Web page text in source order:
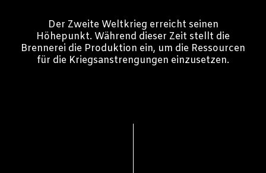
Der Zweite Weltkrieg erreicht seinen
Höhepunkt. Während dieser Zeit stellt die
Brennerei die Produktion ein, um die Ressourcen
für die Kriegsanstrengungen einzusetzen.